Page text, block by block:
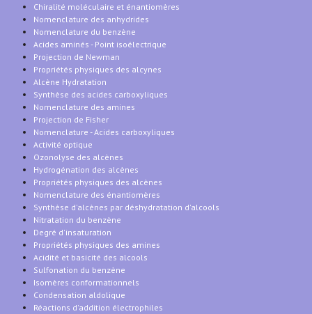
Chiralité moléculaire et énantiomères
Nomenclature des anhydrides
Nomenclature du benzène
Acides aminés - Point isoélectrique
Projection de Newman
Propriétés physiques des alcynes
Alcène Hydratation
Synthèse des acides carboxyliques
Nomenclature des amines
Projection de Fisher
Nomenclature - Acides carboxyliques
Activité optique
Ozonolyse des alcènes
Hydrogénation des alcènes
Propriétés physiques des alcènes
Nomenclature des énantiomères
Synthèse d'alcènes par déshydratation d'alcools
Nitratation du benzène
Degré d'insaturation
Propriétés physiques des amines
Acidité et basicité des alcools
Sulfonation du benzène
Isomères conformationnels
Condensation aldolique
Réactions d'addition électrophiles